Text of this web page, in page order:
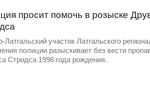
просит помочь в розыске
Латгальский участок Латгальского
полиции разыскивает без вести
Стродса 1998 года рождения.